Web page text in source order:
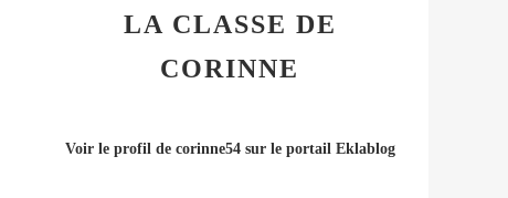
LA CLASSE DE
CORINNE
Voir le profil de corinne54sur le portail Eklablog